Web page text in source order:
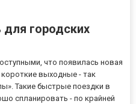
для городских
что появилась новая
выходные - так
Такие быстрые поездки в
спланировать - по крайней